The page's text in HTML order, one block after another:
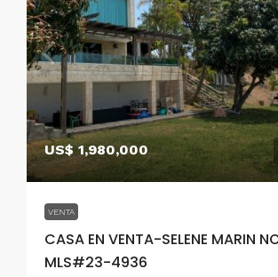
US$ 1,980,000
VENTA
CASA EN VENTA-SELENE MARIN
MLS#23-4936